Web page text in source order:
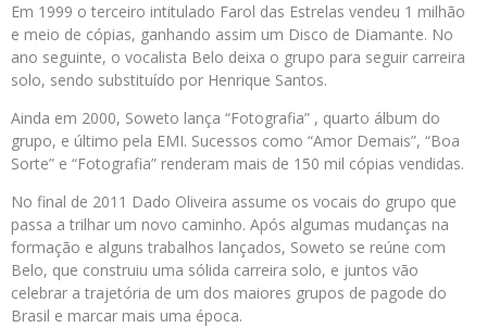
Em 1999 o terceiro intitulado Farol das Estrelas vendeu 1 milhão
e meio de cópias, ganhando assim um Disco de Diamante. No
ano seguinte, o vocalista Belo deixa o grupo para seguir carreira
solo, sendo substituído por Henrique Santos.
Ainda em 2000, Soweto lança “Fotografia” , quarto álbum do
grupo, e último pela EMI. Sucessos como “Amor Demais”, “Boa
Sorte” e “Fotografia” renderam mais de 150 mil cópias vendidas.
No final de 2011 Dado Oliveira assume os vocais do grupo que
passa a trilhar um novo caminho. Após algumas mudanças na
formação e alguns trabalhos lançados, Soweto se reúne com
Belo, que construiu uma sólida carreira solo, e juntos vão
celebrar a trajetória de um dos maiores grupos de pagode do
Brasil e marcar mais uma época.